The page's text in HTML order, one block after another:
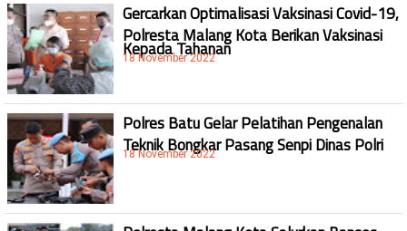
Gercarkan Optimalisasi Vaksinasi Covid-19,
Polresta Malang Kota Berikan Vaksinasi
Kepada Tahanan
18 November 2022
Polres Batu Gelar Pelatihan Pengenalan
Teknik Bongkar Pasang Senpi Dinas Polri
18 November 2022